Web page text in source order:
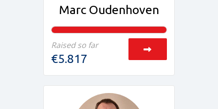
Marc Oudenhoven
Raised so far
€5.817